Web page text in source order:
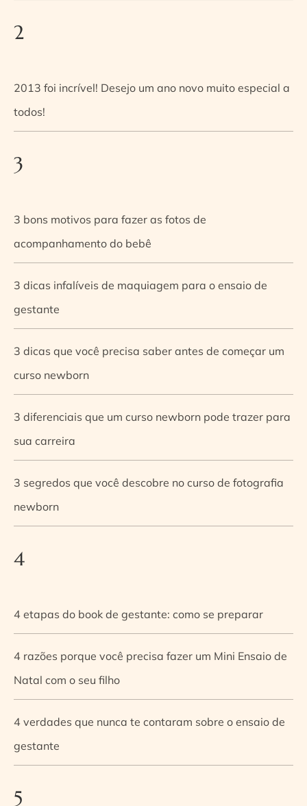
2
2013 foi incrível! Desejo um ano novo muito especial a
todos!
3
3 bons motivos para fazer as fotos de
acompanhamento do bebê
3 dicas infalíveis de maquiagem para o ensaio de
gestante
3 dicas que você precisa saber antes de começar um
curso newborn
3 diferenciais que um curso newborn pode trazer para
sua carreira
3 segredos que você descobre no curso de fotografia
newborn
4
4 etapas do book de gestante: como se preparar
4 razões porque você precisa fazer um Mini Ensaio de
Natal com o seu filho
4 verdades que nunca te contaram sobre o ensaio de
gestante
5